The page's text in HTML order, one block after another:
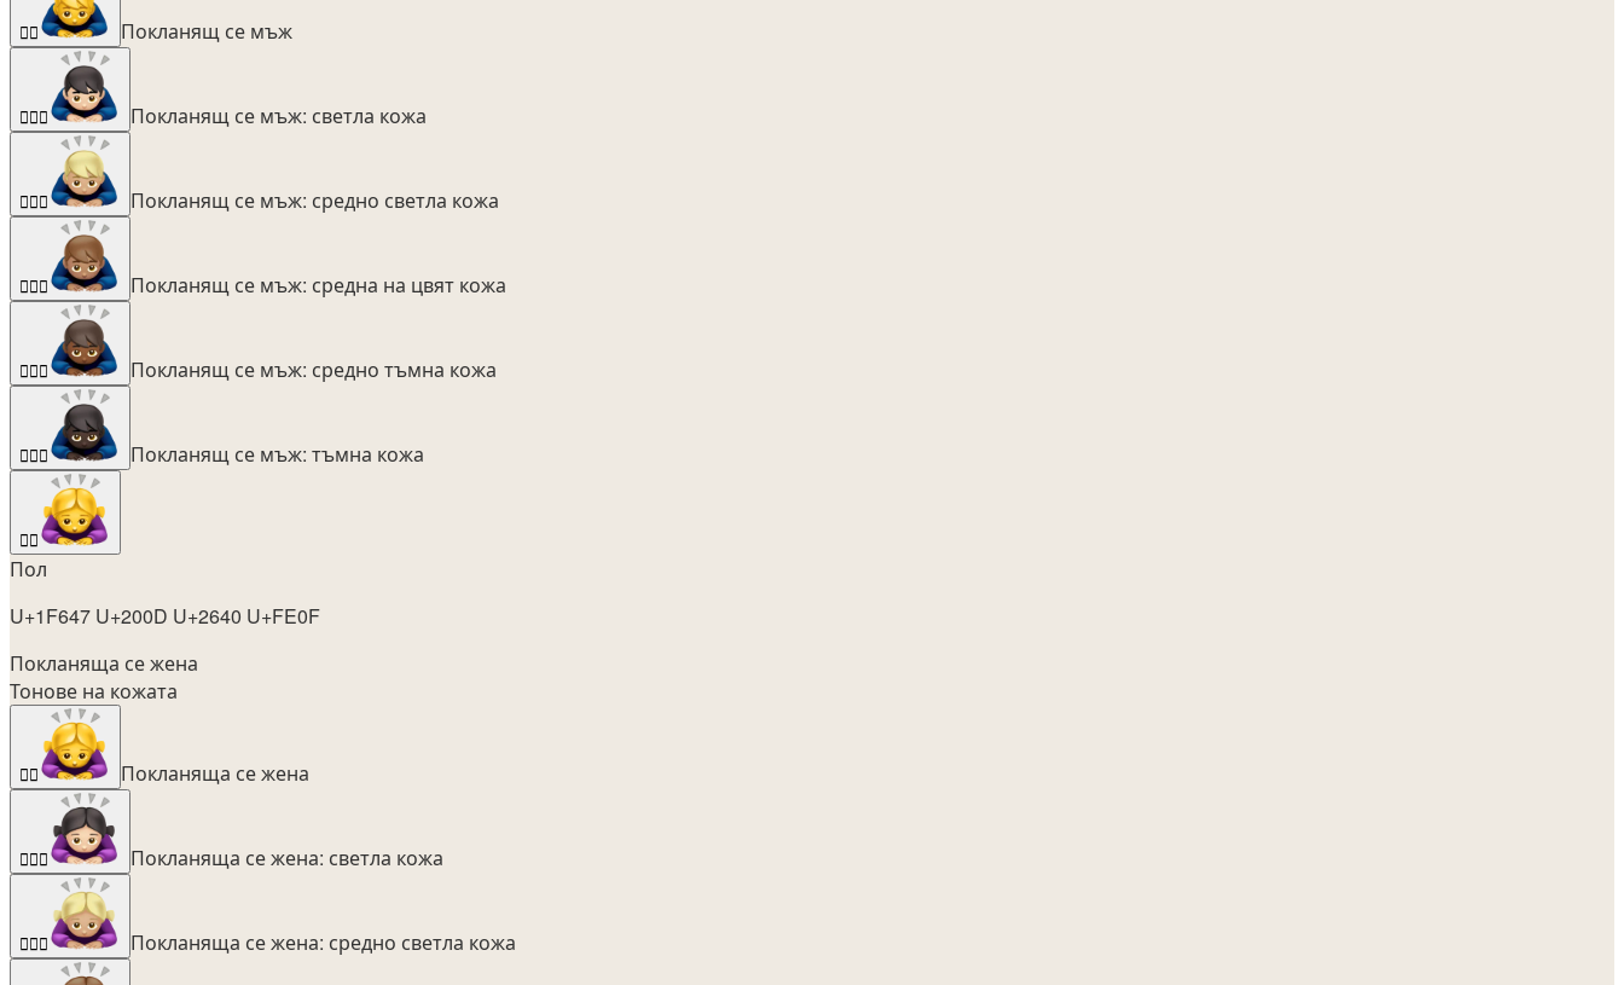
🙇‍♂️ Покланящ се мъж
🙇🏻‍♂️ Покланящ се мъж: светла кожа
🙇🏼‍♂️ Покланящ се мъж: средно светла кожа
🙇🏽‍♂️ Покланящ се мъж: средна на цвят кожа
🙇🏾‍♂️ Покланящ се мъж: средно тъмна кожа
🙇🏿‍♂️ Покланящ се мъж: тъмна кожа
🙇‍♀️
Пол
U+1F647 U+200D U+2640 U+FE0F
Покланяща се жена
Тонове на кожата
🙇‍♀️ Покланяща се жена
🙇🏻‍♀️ Покланяща се жена: светла кожа
🙇🏼‍♀️ Покланяща се жена: средно светла кожа